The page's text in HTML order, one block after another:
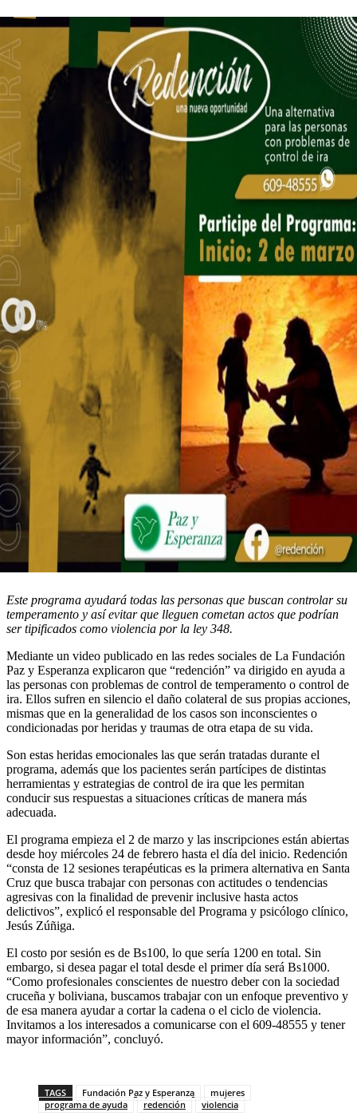
Este programa ayudará todas las personas que buscan controlar su
temperamento y así evitar que lleguen cometan actos que podrían
ser tipificados como violencia por la ley 348.
Mediante un video publicado en las redes sociales de La Fundación
Paz y Esperanza explicaron que “redención” va dirigido en ayuda a
las personas con problemas de control de temperamento o control de
ira. Ellos sufren en silencio el daño colateral de sus propias acciones,
mismas que en la generalidad de los casos son inconscientes o
condicionadas por heridas y traumas de otra etapa de su vida.
Son estas heridas emocionales las que serán tratadas durante el
programa, además que los pacientes serán partícipes de distintas
herramientas y estrategias de control de ira que les permitan
conducir sus respuestas a situaciones críticas de manera más
adecuada.
El programa empieza el 2 de marzo y las inscripciones están abiertas
desde hoy miércoles 24 de febrero hasta el día del inicio. Redención
“consta de 12 sesiones terapéuticas es la primera alternativa en Santa
Cruz que busca trabajar con personas con actitudes o tendencias
agresivas con la finalidad de prevenir inclusive hasta actos
delictivos”, explicó el responsable del Programa y psicólogo clínico,
Jesús Zúñiga.
El costo por sesión es de Bs100, lo que sería 1200 en total. Sin
embargo, si desea pagar el total desde el primer día será Bs1000.
“Como profesionales conscientes de nuestro deber con la sociedad
cruceña y boliviana, buscamos trabajar con un enfoque preventivo y
de esa manera ayudar a cortar la cadena o el ciclo de violencia.
Invitamos a los interesados a comunicarse con el 609-48555 y tener
mayor información”, concluyó.
TAGS Fundación Paz y Esperanza
mujeres
programa de ayuda
redención violencia